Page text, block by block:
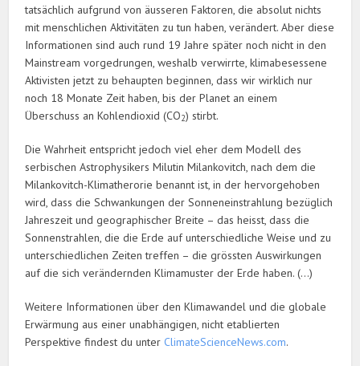
tatsächlich aufgrund von äusseren Faktoren, die absolut nichts
mit menschlichen Aktivitäten zu tun haben, verändert. Aber diese
Informationen sind auch rund 19 Jahre später noch nicht in den
Mainstream vorgedrungen, weshalb verwirrte, klimabesessene
Aktivisten jetzt zu behaupten beginnen, dass wir wirklich nur
noch 18 Monate Zeit haben, bis der Planet an einem
Überschuss an Kohlendioxid (CO2) stirbt.
Die Wahrheit entspricht jedoch viel eher dem Modell des
serbischen Astrophysikers Milutin Milankovitch, nach dem die
Milankovitch-Klimatherorie benannt ist, in der hervorgehoben
wird, dass die Schwankungen der Sonneneinstrahlung bezüglich
Jahreszeit und geographischer Breite – das heisst, dass die
Sonnenstrahlen, die die Erde auf unterschiedliche Weise und zu
unterschiedlichen Zeiten treffen – die grössten Auswirkungen
auf die sich verändernden Klimamuster der Erde haben. (…)
Weitere Informationen über den Klimawandel und die globale
Erwärmung aus einer unabhängigen, nicht etablierten
Perspektive findest du unter ClimateScienceNews.com.